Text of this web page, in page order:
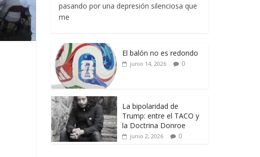
pasando por una depresión silenciosa que
me
El balón no es redondo
junio 14, 2026 0
La bipolaridad de
Trump: entre el TACO y
la Doctrina Donroe
junio 2, 2026 0